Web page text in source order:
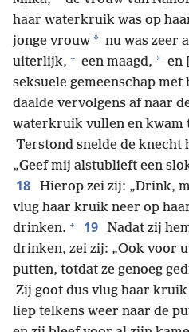
haar waterkruik was op
jonge vrouw * nu was zeer
uiterlijk, + een maagd, * en
seksuele gemeenschap met
daalde vervolgens af naar
waterkruik vullen en kwam
Terstond snelde de knecht
„Geef mij alstublieft een
18
Hierop zei zij: „Drink,
vlug haar kruik neer op
drinken. + 19
Nadat zij
drinken, zei zij: „Ook voor
putten, totdat ze genoeg
Zij goot dus vlug haar
liep telkens weer naar de